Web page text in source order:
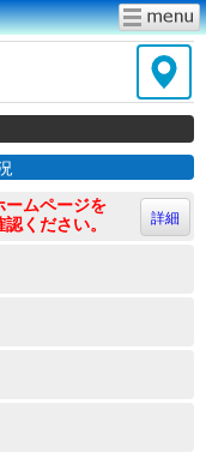
ムページを
ください。
詳細